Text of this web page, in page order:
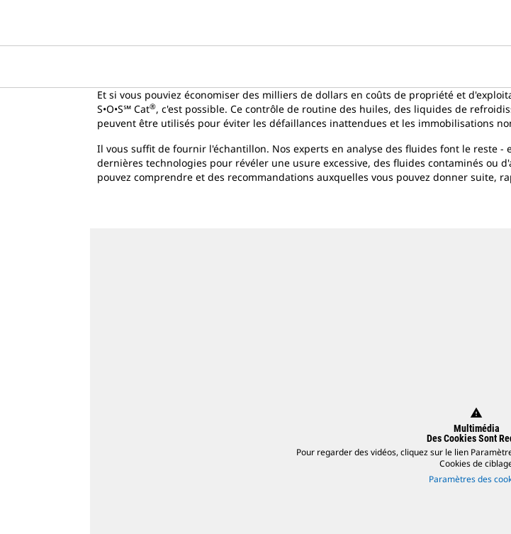
Et si vous pouviez économiser des milliers de dollars en coûts de propriété et
S•O•S℠ Cat®, c'est possible. Ce contrôle de routine des huiles, des liquides de
peuvent être utilisés pour éviter les défaillances inattendues et les immobilisations
Il vous suffit de fournir l'échantillon. Nos experts en analyse des fluides font le reste
dernières technologies pour révéler une usure excessive, des fluides contaminés ou
pouvez comprendre et des recommandations auxquelles vous pouvez donner suite,
warning
Multimédia
Des Cookies Sont
Pour regarder des vidéos, cliquez sur le lien
Cookies de
Paramètres des